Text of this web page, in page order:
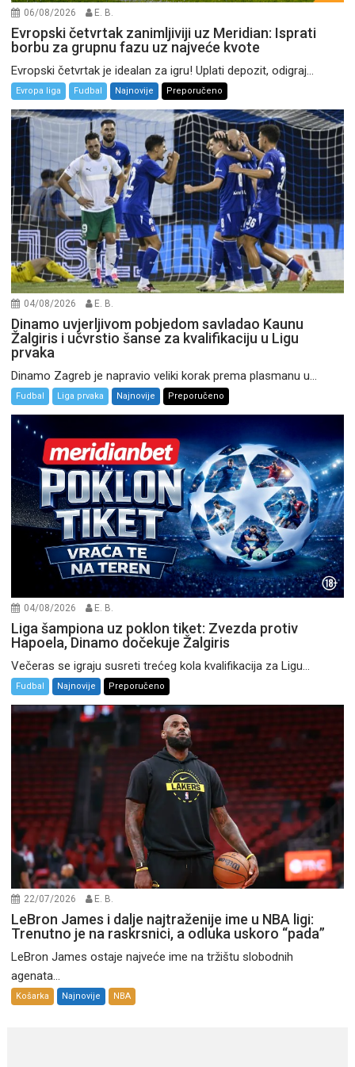
06/08/2026 E. B.
Evropski četvrtak zanimljiviji uz Meridian: Isprati
borbu za grupnu fazu uz najveće kvote
Evropski četvrtak je idealan za igru! Uplati depozit, odigraj...
Evropa liga Fudbal Najnovije Preporučeno
04/08/2026 E. B.
Dinamo uvjerljivom pobjedom savladao Kaunu
Žalgiris i učvrstio šanse za kvalifikaciju u Ligu
prvaka
Dinamo Zagreb je napravio veliki korak prema plasmanu u...
Fudbal Liga prvaka Najnovije Preporučeno
04/08/2026 E. B.
Liga šampiona uz poklon tiket: Zvezda protiv
Hapoela, Dinamo dočekuje Žalgiris
Večeras se igraju susreti trećeg kola kvalifikacija za Ligu...
Fudbal Najnovije Preporučeno
22/07/2026 E. B.
LeBron James i dalje najtraženije ime u NBA ligi:
Trenutno je na raskrsnici, a odluka uskoro “pada”
LeBron James ostaje najveće ime na tržištu slobodnih
agenata...
Košarka Najnovije NBA